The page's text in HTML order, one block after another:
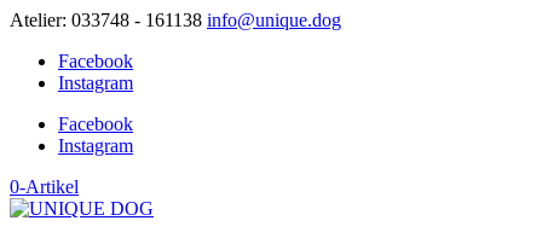
Atelier: 033748 - 161138 info@unique.dog
Facebook
Instagram
Facebook
Instagram
0-Artikel